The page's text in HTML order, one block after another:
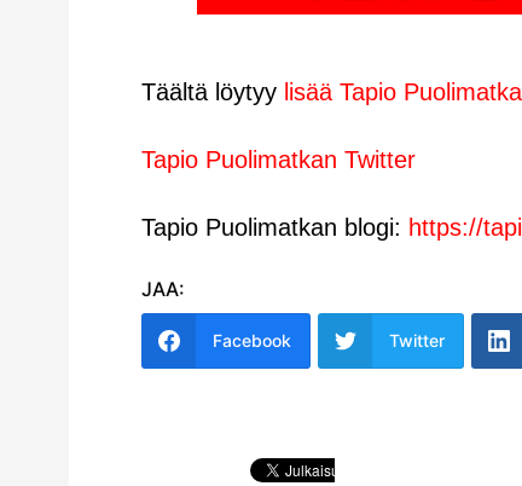
Täältä löytyy lisää Tapio
Tapio Puolimatkan Twitter
Tapio Puolimatkan blogi: https://
JAA:
Facebook Twitter